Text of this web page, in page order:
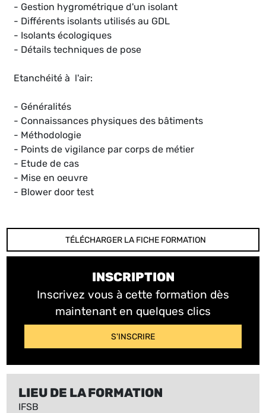
- Gestion hygrométrique d'un isolant
- Différents isolants utilisés au GDL
- Isolants écologiques
- Détails techniques de pose
Etanchéité à l'air:
- Généralités
- Connaissances physiques des bâtiments
- Méthodologie
- Points de vigilance par corps de métier
- Etude de cas
- Mise en oeuvre
- Blower door test
TÉLÉCHARGER LA FICHE FORMATION
INSCRIPTION
Inscrivez vous à cette formation dès
maintenant en quelques clics
S'INSCRIRE
LIEU DE LA FORMATION
IFSB